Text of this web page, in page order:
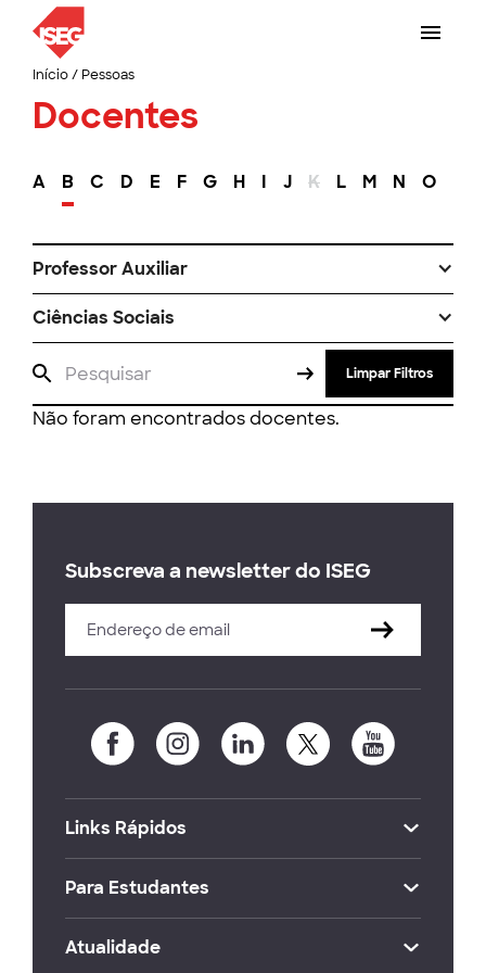
Início/ Pessoas
Docentes
A B C D E F G H I J K L M N O
Professor Auxiliar
Ciências Sociais
Limpar Filtros
Não foram encontrados docentes.
Subscreva a newsletter do ISEG
Links Rápidos
Para Estudantes
Atualidade